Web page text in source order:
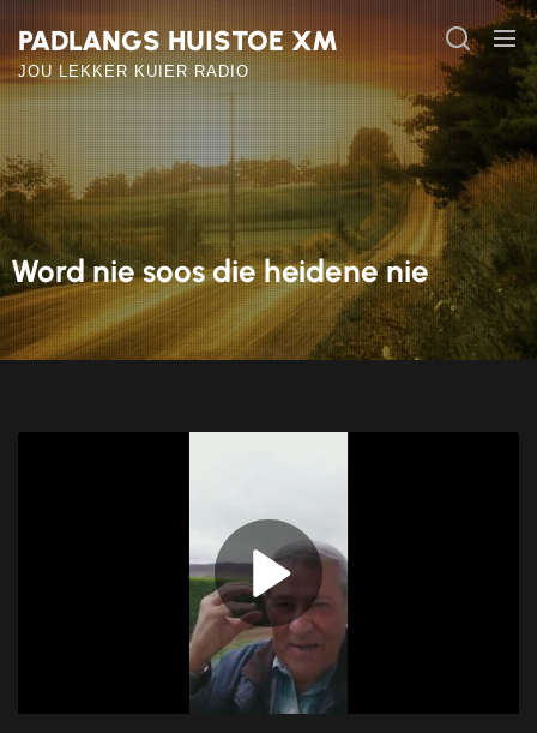
the
content
PADLANGS HUISTOE XM
JOU LEKKER KUIER RADIO
Word nie soos die heidene nie